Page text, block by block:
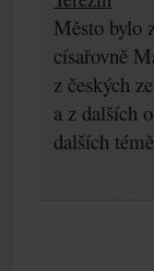
Město bylo
císařovně
z českých
a z dalších
dalších